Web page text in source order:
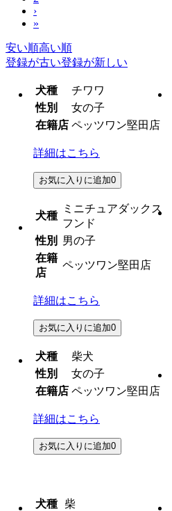
›
»
安い順高い順
登録が古い登録が新しい
犬種
チワワ
性別
女の子
在籍店 ペッツワン堅田店
詳細はこちら
お気に入りに追加0
犬種
ミニチュアダックス
フンド
性別
男の子
在籍
店
ペッツワン堅田店
詳細はこちら
お気に入りに追加0
犬種
柴犬
性別
女の子
在籍店 ペッツワン堅田店
詳細はこちら
お気に入りに追加0
犬種 柴